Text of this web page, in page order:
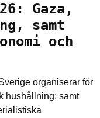
Gaza,
samt
och
organiserar för
hushållning; samt